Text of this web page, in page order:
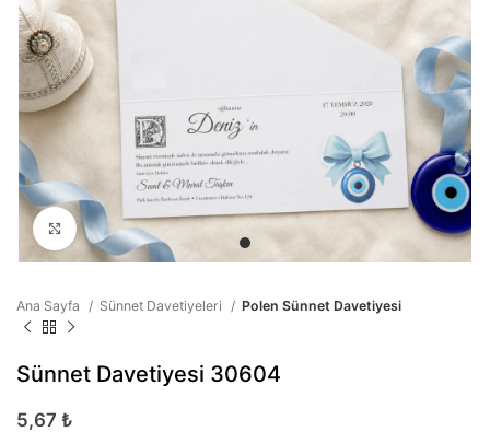
Büyütmek için tıklayın
Ana Sayfa Sünnet Davetiyeleri Polen Sünnet Davetiyesi
Sünnet Davetiyesi 30604
5,67 ₺